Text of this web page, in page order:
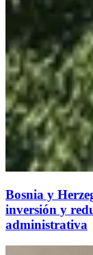
Bosnia y
inversión y
administrativa